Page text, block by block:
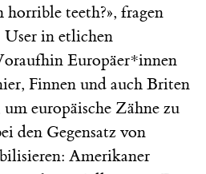
horrible teeth?», fragen
in etlichen
Europäer*innen
Finnen und auch Briten
europäische Zähne zu
den Gegensatz von
Amerikaner